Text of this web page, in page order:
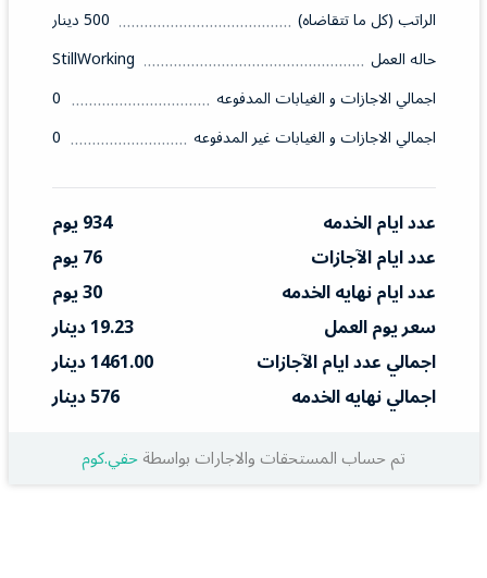
الراتب (كل ما تتقاضاه)
500 دينار
حاله العمل
StillWorking
اجمالي الاجازات و الغيابات المدفوعه
0
اجمالي الاجازات و الغيابات غير المدفوعه
0
عدد ايام الخدمه
934 يوم
عدد ايام الآجازات
76 يوم
عدد ايام نهايه الخدمه
30 يوم
سعر يوم العمل
19.23 دينار
اجمالي عدد ايام الآجازات
1461.00 دينار
اجمالي نهايه الخدمه
576 دينار
تم حساب المستحقات والاجارات بواسطةحقي.كوم